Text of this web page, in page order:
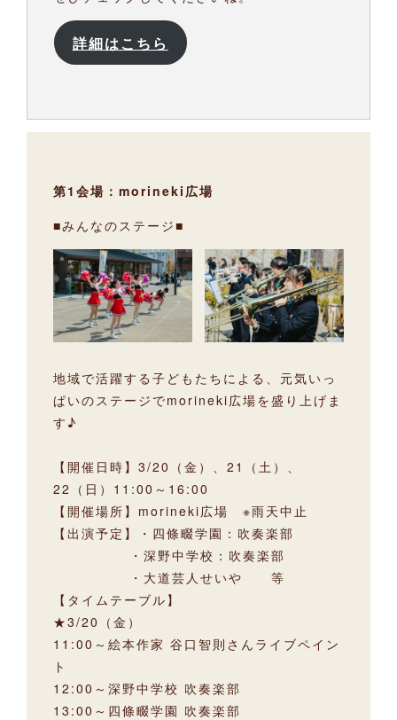
詳細はこちら
第1会場：morineki広場
■みんなのステージ■
地域で活躍する子どもたちによる、元気いっ
ぱいのステージでmorineki広場を盛り上げま
す♪
【開催日時】3/20（金）、21（土）、
22（日）11:00～16:00
【開催場所】morineki広場 ※雨天中止
【出演予定】・四條畷学園：吹奏楽部
・深野中学校：吹奏楽部
・大道芸人せいや 等
【タイムテーブル】
★3/20（金）
11:00～絵本作家 谷口智則さんライブペイン
ト
12:00～深野中学校 吹奏楽部
13:00～四條畷学園 吹奏楽部